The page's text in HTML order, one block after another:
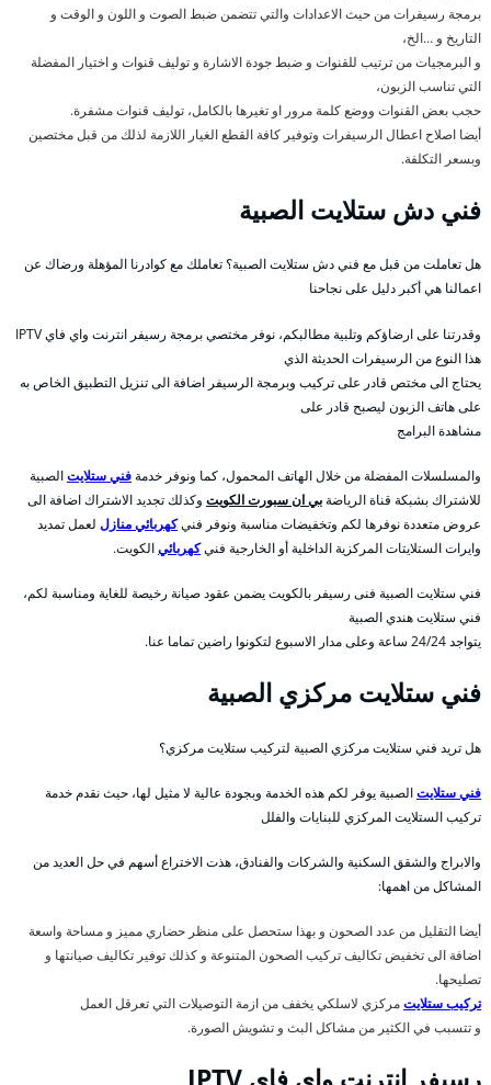
برمجة رسيفرات من حيث الاعدادات والتي تتضمن ضبط الصوت و اللون و الوقت و
التاريخ و …الخ،
و البرمجيات من ترتيب للقنوات و ضبط جودة الاشارة و توليف قنوات و اختيار المفضلة
التي تناسب الزبون،
حجب بعض القنوات ووضع كلمة مرور او تغيرها بالكامل، توليف قنوات مشفرة.
أيضا اصلاح اعطال الرسيفرات وتوفير كافة القطع الغيار اللازمة لذلك من قبل مختصين
وبسعر التكلفة.
فني دش ستلايت الصبية
هل تعاملت من قبل مع فني دش ستلايت الصبية؟ تعاملك مع كوادرنا المؤهلة ورضاك عن
اعمالنا هي أكبر دليل على نجاحنا
وقدرتنا على ارضاؤكم وتلبية مطالبكم، نوفر مختصي برمجة رسيفر انترنت واي فاي IPTV
هذا النوع من الرسيفرات الحديثة الذي
يحتاج الى مختص قادر على تركيب وبرمجة الرسيفر اضافة الى تنزيل التطبيق الخاص به
على هاتف الزبون ليصبح قادر على
مشاهدة البرامج
والمسلسلات المفضلة من خلال الهاتف المحمول، كما ونوفر خدمةفني ستلايتالصبية
للاشتراك بشبكة قناة الرياضةبي ان سبورت الكويت وكذلك تجديد الاشتراك اضافة الى
عروض متعددة نوفرها لكم وتخفيضات مناسبة ونوفر فنيكهربائي منازل لعمل تمديد
وايرات الستلايتات المركزية الداخلية أو الخارجية فنيكهربائيالكويت.
فني ستلايت الصبية فنى رسيفر بالكويت يضمن عقود صيانة رخيصة للغاية ومناسبة لكم،
فني ستلايت هندي الصبية
يتواجد 24/24 ساعة وعلى مدار الاسبوع لتكونوا راضين تماما عنا.
فني ستلايت مركزي الصبية
هل تريد فني ستلايت مركزي الصبية لتركيب ستلايت مركزي؟
فني ستلايتالصبية يوفر لكم هذه الخدمة وبجودة عالية لا مثيل لها، حيث نقدم خدمة
تركيب الستلايت المركزي للبنايات والفلل
والابراج والشقق السكنية والشركات والفنادق، هذت الاختراع أسهم في حل العديد من
المشاكل من اهمها:
أيضا التقليل من عدد الصحون و بهذا ستحصل على منظر حضاري مميز و مساحة واسعة
اضافة الى تخفيض تكاليف تركيب الصحون المتنوعة و كذلك توفير تكاليف صيانتها و
تصليحها.
تركيب ستلايتمركزي لاسلكي يخفف من ازمة التوصيلات التي تعرقل العمل
و تتسبب في الكثير من مشاكل البث و تشويش الصورة.